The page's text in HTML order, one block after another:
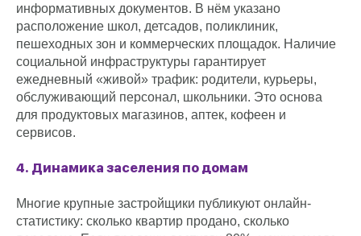
информативных документов. В нём указано
расположение школ, детсадов, поликлиник,
пешеходных зон и коммерческих площадок. Наличие
социальной инфраструктуры гарантирует
ежедневный «живой» трафик: родители, курьеры,
обслуживающий персонал, школьники. Это основа
для продуктовых магазинов, аптек, кофеен и
сервисов.
4. Динамика заселения по домам
Многие крупные застройщики публикуют онлайн-
статистику: сколько квартир продано, сколько